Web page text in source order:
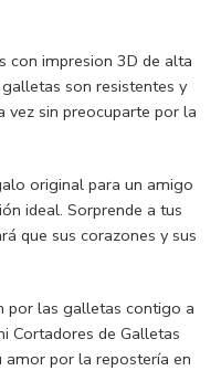
con impresion 3D de alta
son resistentes y
vez sin preocuparte por la
original para un amigo
ideal. Sorprende a tus
que sus corazones y sus
por las galletas contigo a
Cortadores de Galletas
por la repostería en